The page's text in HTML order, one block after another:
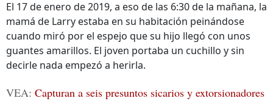
El 17 de enero de 2019, a eso de las 6:30 de la mañana, la
mamá de Larry estaba en su habitación peinándose
cuando miró por el espejo que su hijo llegó con unos
guantes amarillos. El joven portaba un cuchillo y sin
decirle nada empezó a herirla.
VEA: Capturan a seis presuntos sicarios y extorsionadores